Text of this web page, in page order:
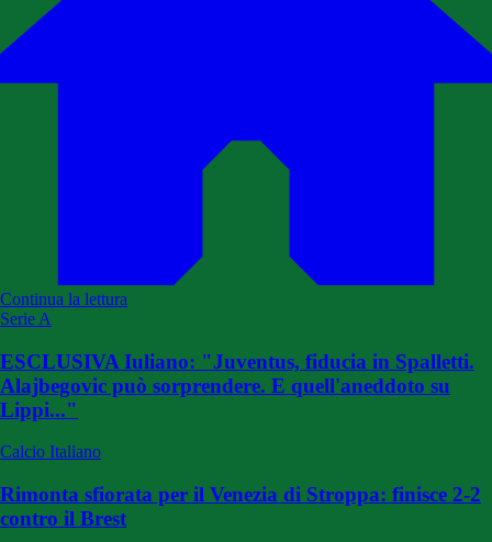
Continua la lettura
Serie A
ESCLUSIVA Iuliano: "Juventus, fiducia in Spalletti.
Alajbegovic può sorprendere. E quell'aneddoto su
Lippi..."
Calcio Italiano
Rimonta sfiorata per il Venezia di Stroppa: finisce 2-2
contro il Brest